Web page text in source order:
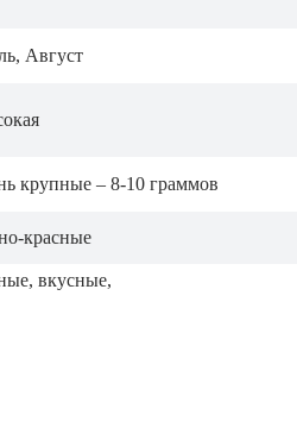
Август
крупные – 8-10 граммов
красные
вкусные,